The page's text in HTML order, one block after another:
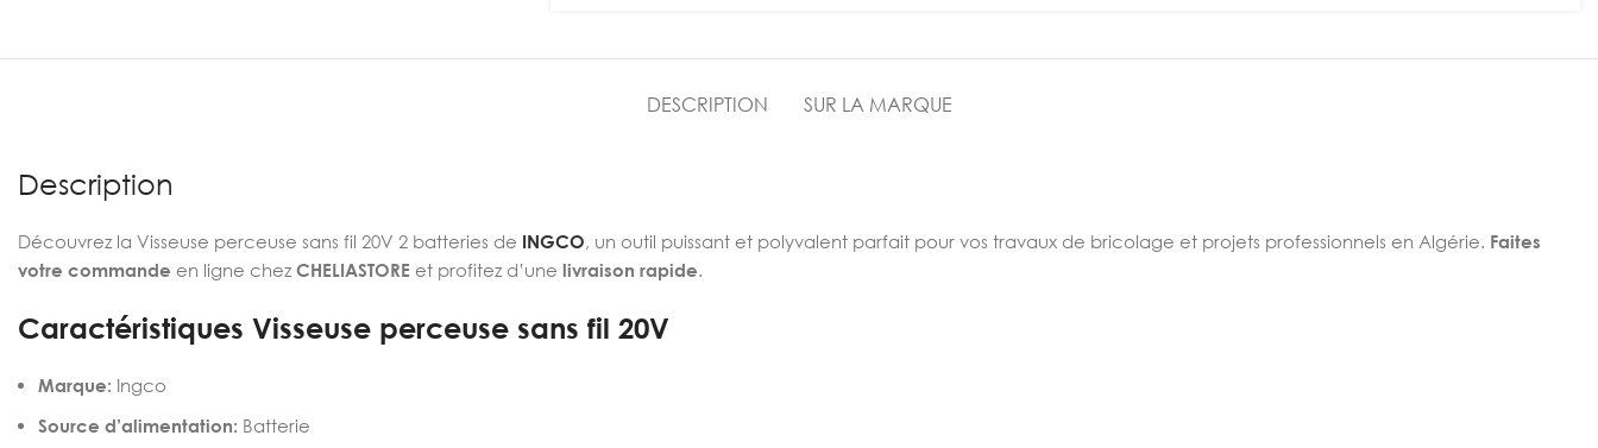
DESCRIPTION SUR LA MARQUE
Description
Découvrez la Visseuse perceuse sans fil 20V 2 batteries de INGCO, un outil puissant et polyvalent parfait pour vos travaux de bricolage et projets professionnels en Algérie. Faites
votre commande en ligne chez CHELIASTORE et profitez d’une livraison rapide.
Caractéristiques Visseuse perceuse sans fil 20V
Marque: Ingco
Source d’alimentation: Batterie